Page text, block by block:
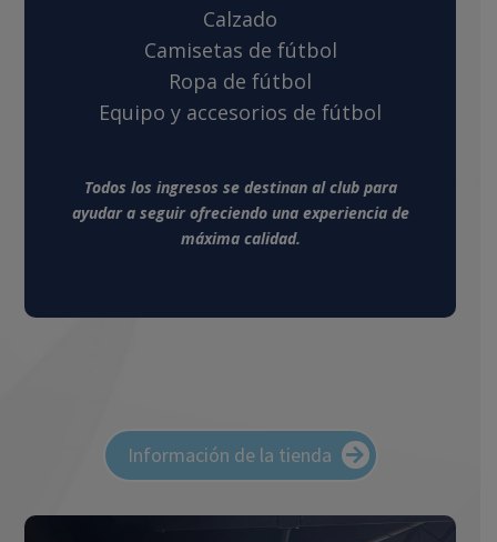
Calzado
Camisetas de fútbol
Ropa de fútbol
Equipo y accesorios de fútbol
Todos los ingresos se destinan al club para
ayudar a seguir ofreciendo una experiencia de
máxima calidad.
Información de la tienda